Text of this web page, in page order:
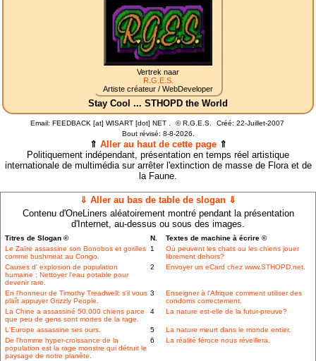
Vertrek naar
R.G.E.S.
Artiste créateur / WebDeveloper
Stay Cool ... STHOPD the World
Email: FEEDBACK [at] WISART [dot] NET . ©R.G.E.S.
Créé: 22-Juillet-2007
Bout révisé: 8-8-2026.
⇑ Aller au haut de cette page⇑
Politiquement indépendant, présentation en temps réel artistique
internationale de multimédia sur arrêter l'extinction de masse de Flora et de
la Faune.
⇓ Aller au bas de table de slogan ⇓
Contenu d'OneLiners aléatoirement montré pendant la présentation
d'Internet, au-dessus ou sous des images.
Titres de Slogan © N.
Textes de machine à écrire ©
Le Zaïre assassine son Bonobos et gorilles
comme bushmeat au Congo.
1
Où peuvent les chats ou les chiens jouer
librement dehors?
Causes d' explosion de population
humaine : Nettoyer l'eau potable pour
devenir rare.
2 Envoyer un eCard chez www.STHOPD.net.
En l'honneur de Timothy Treadwell: s'il vous
plaît appuyer Grizzly People.
3
Enseigner à l'Afrique comment utiliser des
condoms correctement.
La Chine a assassiné 50.000 chiens parce
que peu de gens sont mortes de la rage.
4 La nature est-elle de la futur-preuve?
L'Europe assassine ses ours. 5
La nature meurt dans le monde entier.
De l'homme hyper-croissance de la
population est la rage monstre qui détruit le
paysage de notre planète.
6 La réalité féroce nous réveillera.